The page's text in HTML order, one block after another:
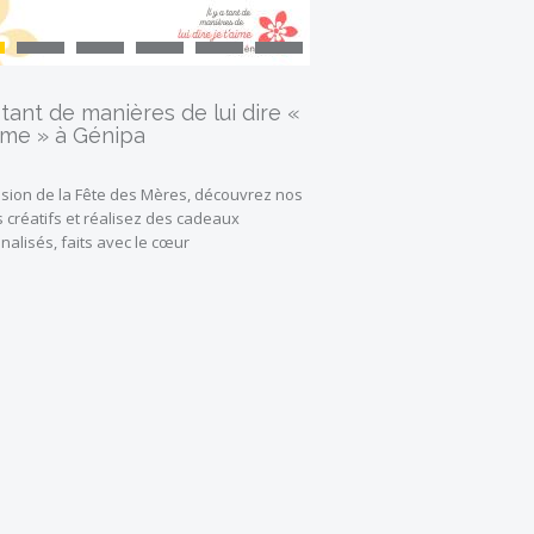
de manières de lui dire «
» à Génipa
de la Fête des Mères, découvrez nos
créatifs et réalisez des cadeaux
faits avec le cœur